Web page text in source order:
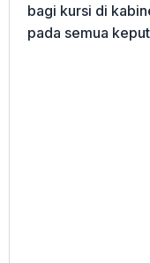
bagi kursi di
pada semua